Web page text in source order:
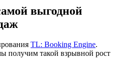
выгодной
TL: Booking Engine.
получим такой взрывной рост